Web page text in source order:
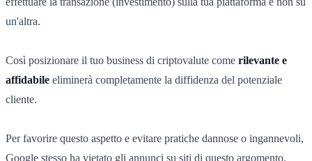
un'altra.
Così posizionare il tuo business di criptovalute come rilevante e
affidabile eliminerà completamente la diffidenza del potenziale
cliente.
Per favorire questo aspetto e evitare pratiche dannose o ingannevoli,
Google stesso ha vietato gli annunci su siti di questo argomento.